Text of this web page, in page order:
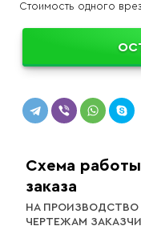
Стоимость одного
Схема
заказа
НА
ЧЕРТЕЖАМ